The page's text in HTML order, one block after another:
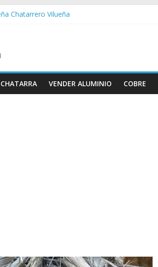
Chatarrero Vilueña
Chatarrero Zaida
Chatarrero Vistabella
VENDER ALUMINIO COBRE